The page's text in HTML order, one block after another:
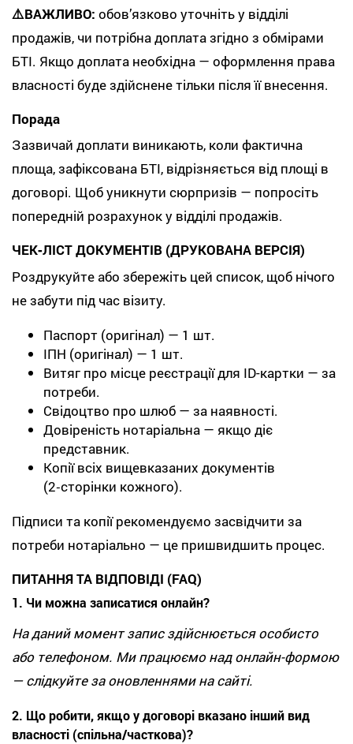
⚠️ВАЖЛИВО: обов’язково уточніть у відділі
продажів, чи потрібна доплата згідно з обмірами
БТІ. Якщо доплата необхідна — оформлення права
власності буде здійснене тільки після її внесення.
Порада
Зазвичай доплати виникають, коли фактична
площа, зафіксована БТІ, відрізняється від площі в
договорі. Щоб уникнути сюрпризів — попросіть
попередній розрахунок у відділі продажів.
ЧЕК‑ЛІСТ ДОКУМЕНТІВ (ДРУКОВАНА ВЕРСІЯ)
Роздрукуйте або збережіть цей список, щоб нічого
не забути під час візиту.
Паспорт (оригінал) — 1 шт.
ІПН (оригінал) — 1 шт.
Витяг про місце реєстрації для ID-картки — за
потреби.
Свідоцтво про шлюб — за наявності.
Довіреність нотаріальна — якщо діє
представник.
Копії всіх вищевказаних документів
(2‑сторінки кожного).
Підписи та копії рекомендуємо засвідчити за
потреби нотаріально — це пришвидшить процес.
ПИТАННЯ ТА ВІДПОВІДІ (FAQ)
1. Чи можна записатися онлайн?
На даний момент запис здійснюється особисто
або телефоном. Ми працюємо над онлайн-формою
— слідкуйте за оновленнями на сайті.
2. Що робити, якщо у договорі вказано інший вид
власності (спільна/часткова)?